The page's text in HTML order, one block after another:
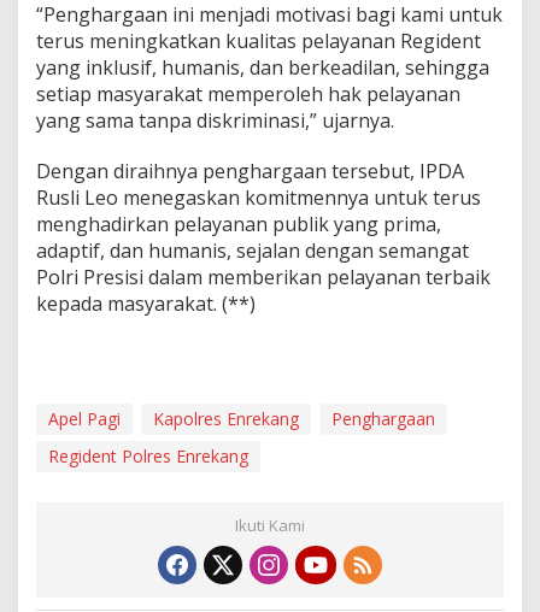
K
a
p
o
l
r
s
“Penghargaan ini menjadi motivasi bagi kami untuk
terus meningkatkan kualitas pelayanan Regident
yang inklusif, humanis, dan berkeadilan, sehingga
setiap masyarakat memperoleh hak pelayanan
yang sama tanpa diskriminasi,” ujarnya.
Dengan diraihnya penghargaan tersebut, IPDA
Rusli Leo menegaskan komitmennya untuk terus
menghadirkan pelayanan publik yang prima,
adaptif, dan humanis, sejalan dengan semangat
Polri Presisi dalam memberikan pelayanan terbaik
kepada masyarakat. (**)
Apel Pagi Kapolres Enrekang
Penghargaan
Regident Polres Enrekang
Ikuti Kami